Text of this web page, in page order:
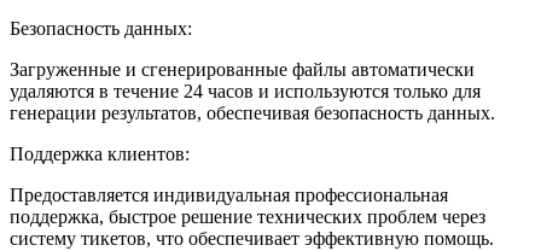
Безопасность данных:
Загруженные и сгенерированные файлы автоматически
удаляются в течение 24 часов и используются только для
генерации результатов, обеспечивая безопасность данных.
Поддержка клиентов:
Предоставляется индивидуальная профессиональная
поддержка, быстрое решение технических проблем через
систему тикетов, что обеспечивает эффективную помощь.